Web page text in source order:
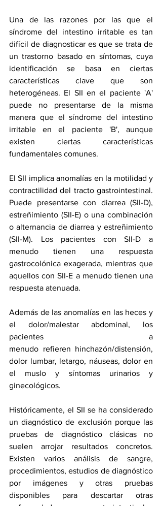
Una de las razones por las que el
síndrome del intestino irritable es tan
difícil de diagnosticar es que se trata de
un trastorno basado en síntomas, cuya
identificación se basa en ciertas
características clave que son
heterogéneas. El SII en el paciente 'A'
puede no presentarse de la misma
manera que el síndrome del intestino
irritable en el paciente 'B', aunque
existen ciertas características
fundamentales comunes.
El SII implica anomalías en la motilidad y
contractilidad del tracto gastrointestinal.
Puede presentarse con diarrea (SII-D),
estreñimiento (SII-E) o una combinación
o alternancia de diarrea y estreñimiento
(SII-M). Los pacientes con SII-D a
menudo tienen una respuesta
gastrocolónica exagerada, mientras que
aquellos con SII-E a menudo tienen una
respuesta atenuada.
Además de las anomalías en las heces y
el dolor/malestar abdominal, los
pacientes a
menudo refieren hinchazón/distensión,
dolor lumbar, letargo, náuseas, dolor en
el muslo y síntomas urinarios y
ginecológicos.
Históricamente, el SII se ha considerado
un diagnóstico de exclusión porque las
pruebas de diagnóstico clásicas no
suelen arrojar resultados concretos.
Existen varios análisis de sangre,
procedimientos, estudios de diagnóstico
por imágenes y otras pruebas
disponibles para descartar otras